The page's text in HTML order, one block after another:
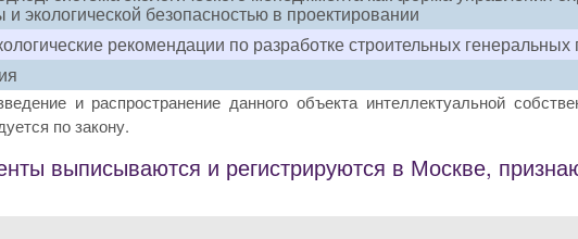
экологической безопасностью в проектировании
рекомендации по разработке строительных генеральных
и распространение данного объекта интеллектуальной
по закону.
выписываются и регистрируются в Москве,